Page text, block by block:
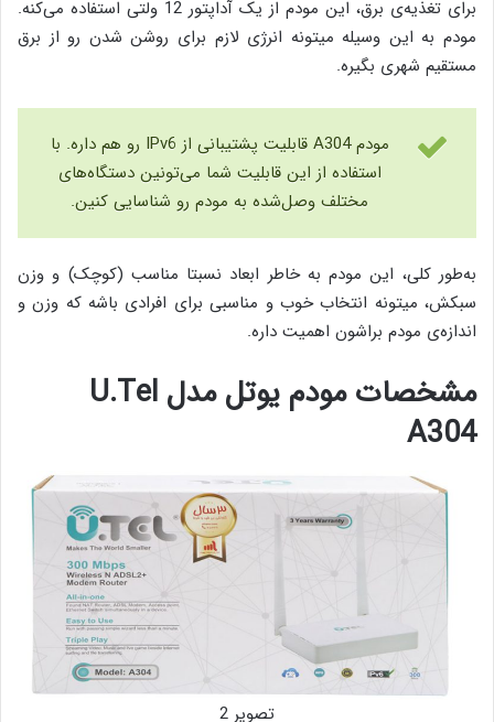
برای تغذیه‌ی برق، این مودم از یک آداپتور 12 ولتی استفاده می­‌کنه.
مودم به این وسیله میتونه انرژی لازم برای روشن شدن رو از برق
مستقیم شهری بگیره.
مودم A304 قابلیت پشتیبانی از IPv6 رو هم داره. با
استفاده از این قابلیت شما می‌تونین دستگاه‌های
مختلف وصل‌شده به مودم رو شناسایی کنین.
به‌طور کلی، این مودم به‌ خاطر ابعاد نسبتا مناسب (کوچک) و وزن
سبکش، میتونه انتخاب خوب و مناسبی برای افرادی باشه که وزن و
اندازه‌ی‌ مودم براشون اهمیت داره.
مشخصات مودم یوتل مدل U.Tel
A304
تصویر 2